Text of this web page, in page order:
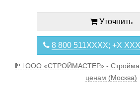
Уточнить
8 800 511XXXX; +X
ООО «СТРОЙМАСТЕР» -
ценам (Москва)